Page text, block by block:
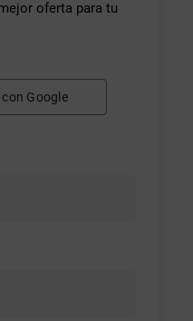
oferta para tu
Google